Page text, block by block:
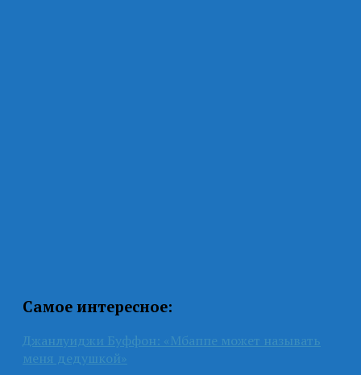
Самое интересное:
Джанлуиджи Буффон: «Мбаппе может называть
меня дедушкой»